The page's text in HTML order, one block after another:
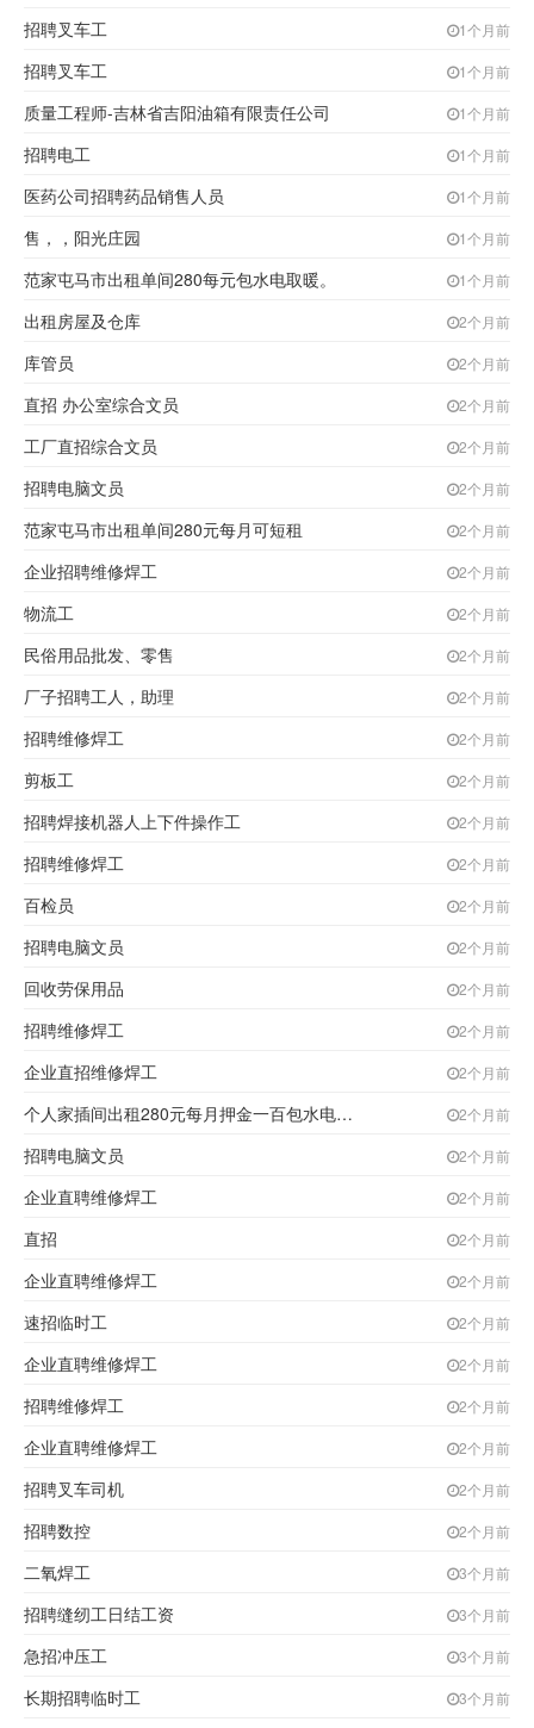
招聘叉车工 1个月前
招聘叉车工 1个月前
质量工程师-吉林省吉阳油箱有限责任公司 1个月前
招聘电工 1个月前
医药公司招聘药品销售人员 1个月前
售，，阳光庄园 1个月前
范家屯马市出租单间280每元包水电取暖。 1个月前
出租房屋及仓库 2个月前
库管员 2个月前
直招 办公室综合文员 2个月前
工厂直招综合文员 2个月前
招聘电脑文员 2个月前
范家屯马市出租单间280元每月可短租 2个月前
企业招聘维修焊工 2个月前
物流工 2个月前
民俗用品批发、零售 2个月前
厂子招聘工人，助理 2个月前
招聘维修焊工 2个月前
剪板工 2个月前
招聘焊接机器人上下件操作工 2个月前
招聘维修焊工 2个月前
百检员 2个月前
招聘电脑文员 2个月前
回收劳保用品 2个月前
招聘维修焊工 2个月前
企业直招维修焊工 2个月前
个人家插间出租280元每月押金一百包水电取暖 2个月前
招聘电脑文员 2个月前
企业直聘维修焊工 2个月前
直招 2个月前
企业直聘维修焊工 2个月前
速招临时工 2个月前
企业直聘维修焊工 2个月前
招聘维修焊工 2个月前
企业直聘维修焊工 2个月前
招聘叉车司机 2个月前
招聘数控 2个月前
二氧焊工 3个月前
招聘缝纫工日结工资 3个月前
急招冲压工 3个月前
长期招聘临时工 3个月前